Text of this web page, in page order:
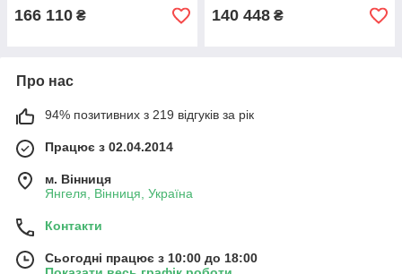
166 110 ₴ 140 448 ₴
Про нас
94% позитивних з 219 відгуків за рік
Працює з 02.04.2014
м. Вінниця
Янгеля, Вінниця, Україна
Контакти
Сьогодні працює з 10:00 до 18:00